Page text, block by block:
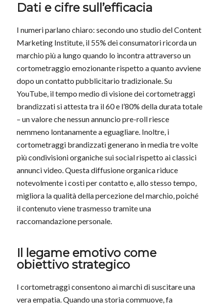
Dati e cifre sull’efficacia
I numeri parlano chiaro: secondo uno studio del Content
Marketing Institute, il 55% dei consumatori ricorda un
marchio più a lungo quando lo incontra attraverso un
cortometraggio emozionante rispetto a quanto avviene
dopo un contatto pubblicitario tradizionale. Su
YouTube, il tempo medio di visione dei cortometraggi
brandizzati si attesta tra il 60 e l’80% della durata totale
– un valore che nessun annuncio pre-roll riesce
nemmeno lontanamente a eguagliare. Inoltre, i
cortometraggi brandizzati generano in media tre volte
più condivisioni organiche sui social rispetto ai classici
annunci video. Questa diffusione organica riduce
notevolmente i costi per contatto e, allo stesso tempo,
migliora la qualità della percezione del marchio, poiché
il contenuto viene trasmesso tramite una
raccomandazione personale.
Il legame emotivo come
obiettivo strategico
I cortometraggi consentono ai marchi di suscitare una
vera empatia. Quando una storia commuove, fa